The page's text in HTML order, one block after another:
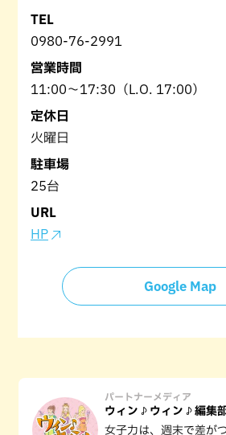
TEL
0980-76-2991
営業時間
11:00〜17:30（L.O. 17:00）
定休日
火曜日
駐車場
25台
URL
HP
Google Map
パートナーメディア
ウィン♪ウィン♪編集
女子力は、週末で差が